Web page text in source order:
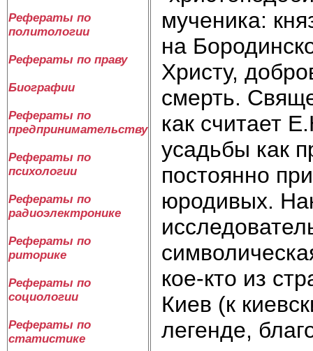
Рефераты по
политологии
Рефераты по праву
Биографии
Рефераты по
предпринимательству
Рефераты по
психологии
Рефераты по
радиоэлектронике
Рефераты по
риторике
Рефераты по
социологии
Рефераты по
статистике
мученика:
на
Христу,
смерть.
как считает
усадьбы как
постоянно
юродивых.
кое-кто из
Киев (к
легенде,